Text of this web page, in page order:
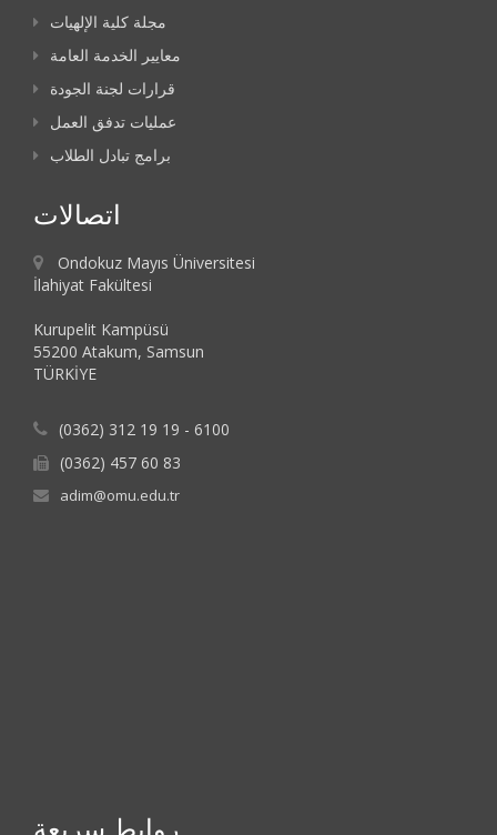
مجلة كلية الإلهيات
معايير الخدمة العامة
قرارات لجنة الجودة
عمليات تدفق العمل
برامج تبادل الطلاب
اتصالات
Ondokuz Mayıs Üniversitesi
İlahiyat Fakültesi
Kurupelit Kampüsü
55200 Atakum, Samsun
TÜRKİYE
(0362) 312 19 19 - 6100
(0362) 457 60 83
adim@omu.edu.tr
روابط سريعة